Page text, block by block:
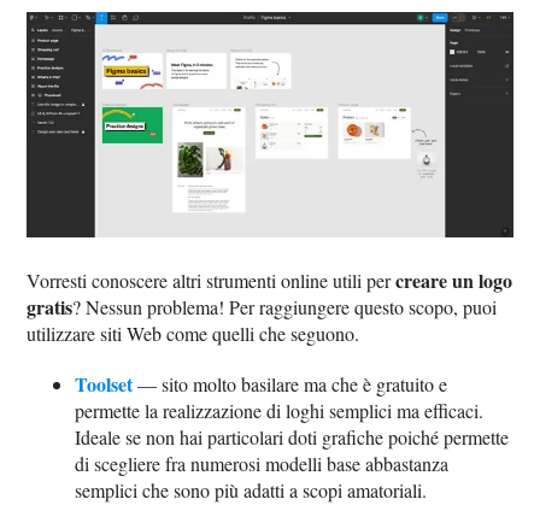
Vorresti conoscere altri strumenti online utili percreare un logo
gratis? Nessun problema! Per raggiungere questo scopo, puoi
utilizzare siti Web come quelli che seguono.
Toolset— sito molto basilare ma che è gratuito e
permette la realizzazione di loghi semplici ma efficaci.
Ideale se non hai particolari doti grafiche poiché permette
di scegliere fra numerosi modelli base abbastanza
semplici che sono più adatti a scopi amatoriali.